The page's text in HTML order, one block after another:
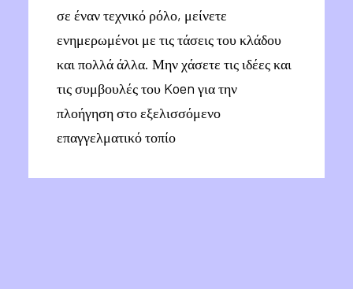
σε έναν τεχνικό ρόλο, μείνετε
ενημερωμένοι με τις τάσεις του κλάδου
και πολλά άλλα. Μην χάσετε τις ιδέες και
τις συμβουλές του Koen για την
πλοήγηση στο εξελισσόμενο
επαγγελματικό τοπίο